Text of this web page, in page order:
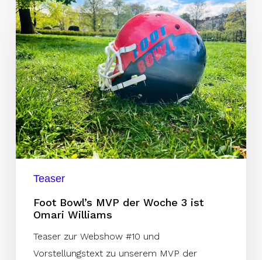
Bowl’s
MVP
der
Woche
3
ist
Omari
Williams
Teaser
Foot Bowl’s MVP der Woche 3 ist
Omari Williams
Teaser zur Webshow #10 und
Vorstellungstext zu unserem MVP der